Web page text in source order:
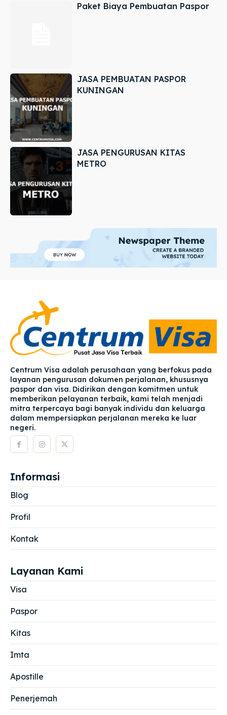
Paket Biaya Pembuatan Paspor
JASA PEMBUATAN PASPOR
KUNINGAN
JASA PENGURUSAN KITAS
METRO
Centrum Visa adalah perusahaan yang berfokus pada
layanan pengurusan dokumen perjalanan, khususnya
paspor dan visa. Didirikan dengan komitmen untuk
memberikan pelayanan terbaik, kami telah menjadi
mitra terpercaya bagi banyak individu dan keluarga
dalam mempersiapkan perjalanan mereka ke luar
negeri.
Informasi
Blog
Profil
Kontak
Layanan Kami
Visa
Paspor
Kitas
Imta
Apostille
Penerjemah